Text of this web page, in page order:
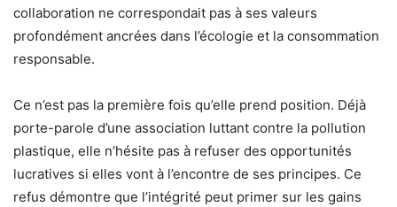
collaboration ne correspondait pas à ses valeurs
profondément ancrées dans l’écologie et la consommation
responsable.
Ce n’est pas la première fois qu’elle prend position. Déjà
porte-parole d’une association luttant contre la pollution
plastique, elle n’hésite pas à refuser des opportunités
lucratives si elles vont à l’encontre de ses principes. Ce
refus démontre que l’intégrité peut primer sur les gains